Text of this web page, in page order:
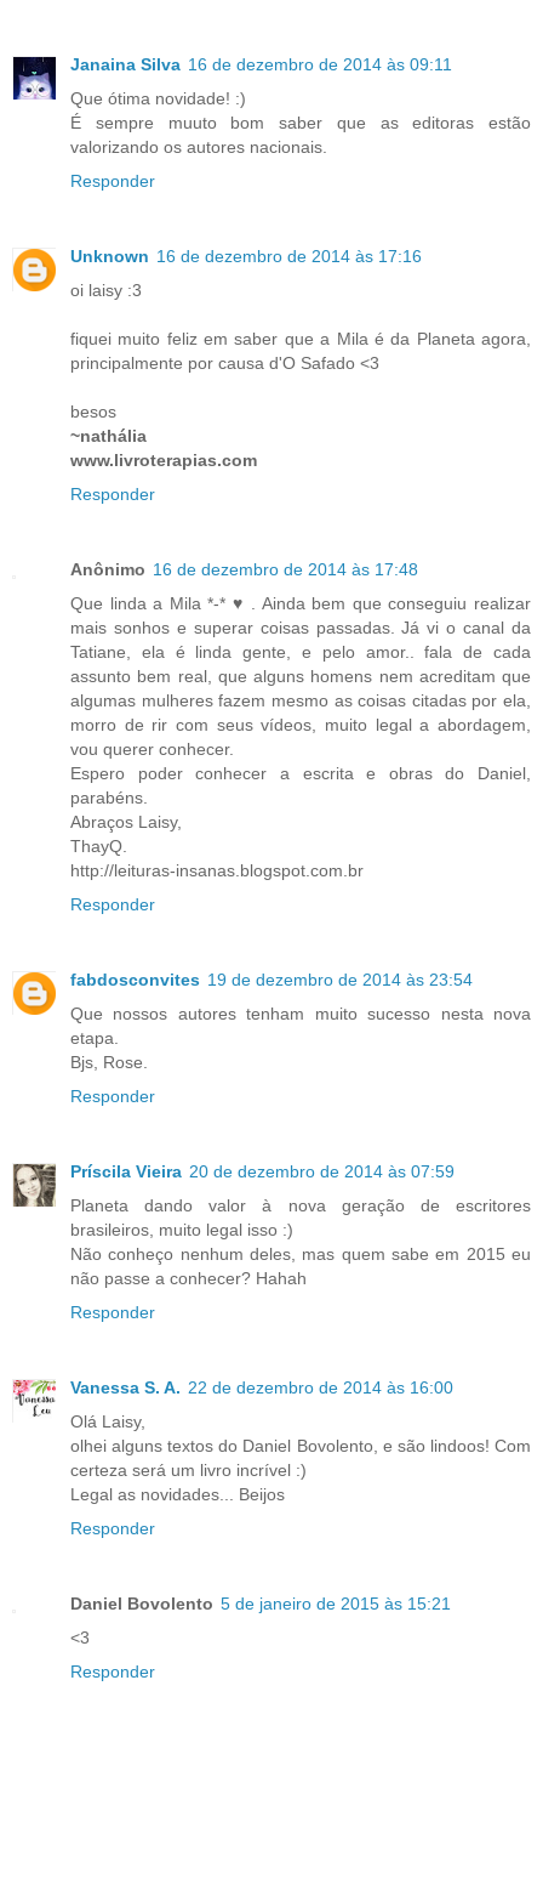
Janaina Silva 16 de dezembro de 2014 às 09:11
Que ótima novidade! :)
É sempre muuto bom saber que as editoras estão
valorizando os autores nacionais.
Responder
Unknown 16 de dezembro de 2014 às 17:16
oi laisy :3
fiquei muito feliz em saber que a Mila é da Planeta agora,
principalmente por causa d'O Safado <3
besos
~nathália
www.livroterapias.com
Responder
Anônimo 16 de dezembro de 2014 às 17:48
Que linda a Mila *-* ♥ . Ainda bem que conseguiu realizar
mais sonhos e superar coisas passadas. Já vi o canal da
Tatiane, ela é linda gente, e pelo amor.. fala de cada
assunto bem real, que alguns homens nem acreditam que
algumas mulheres fazem mesmo as coisas citadas por ela,
morro de rir com seus vídeos, muito legal a abordagem,
vou querer conhecer.
Espero poder conhecer a escrita e obras do Daniel,
parabéns.
Abraços Laisy,
ThayQ.
http://leituras-insanas.blogspot.com.br
Responder
fabdosconvites 19 de dezembro de 2014 às 23:54
Que nossos autores tenham muito sucesso nesta nova
etapa.
Bjs, Rose.
Responder
Príscila Vieira 20 de dezembro de 2014 às 07:59
Planeta dando valor à nova geração de escritores
brasileiros, muito legal isso :)
Não conheço nenhum deles, mas quem sabe em 2015 eu
não passe a conhecer? Hahah
Responder
Vanessa S. A. 22 de dezembro de 2014 às 16:00
Olá Laisy,
olhei alguns textos do Daniel Bovolento, e são lindoos! Com
certeza será um livro incrível :)
Legal as novidades... Beijos
Responder
Daniel Bovolento 5 de janeiro de 2015 às 15:21
<3
Responder